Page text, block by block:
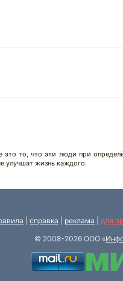
то, что эти люди при
улучшат жизнь каждого.
справка реклама для
© 2008-2026 ООО «